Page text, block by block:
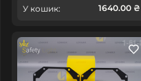
У кошик: 1640.00 ₴